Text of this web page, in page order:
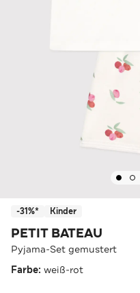
-31%* Kinder
PETIT BATEAU
Pyjama-Set gemustert
Farbe: weiß-rot